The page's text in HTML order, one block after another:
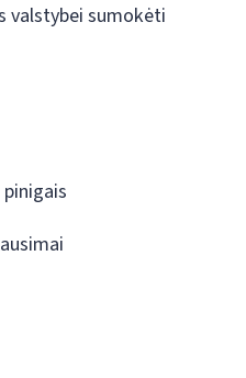
valstybei sumokėti